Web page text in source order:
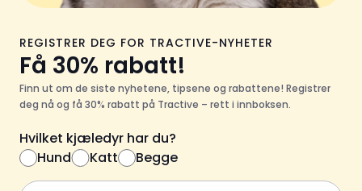
REGISTRER DEG FOR TRACTIVE-NYHETER
Få 30% rabatt!
Finn ut om de siste nyhetene, tipsene og rabattene! Registrer
deg nå og få 30% rabatt på Tractive – rett i innboksen.
Hvilket kjæledyr har du?
Hund
Katt Begge